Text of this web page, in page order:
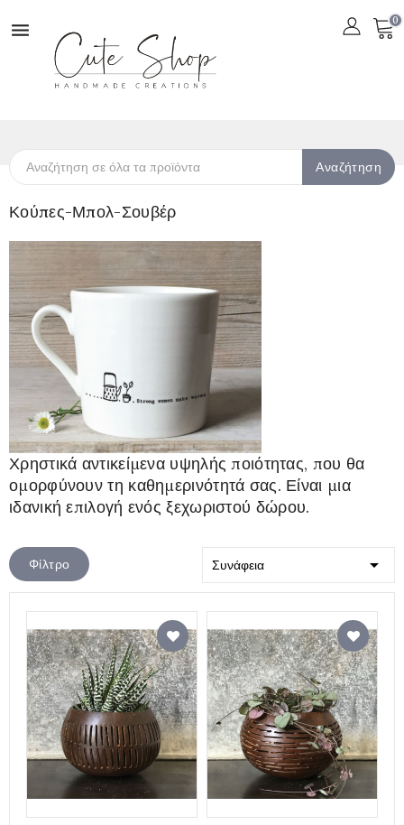
 0
Αναζήτηση
Κούπες-Μπολ-Σουβέρ
Χρηστικά αντικείμενα υψηλής ποιότητας, που θα
ομορφύνουν τη καθημερινότητά σας. Είναι μια
ιδανική επιλογή ενός ξεχωριστού δώρου.
Φίλτρο Συνάφεια 